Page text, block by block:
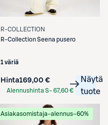
R-COLLECTION
R-CollectionSeena pusero
1 väriä
Hinta169,00 €
Alennushinta S-67,60 €
Näytä
tuote
Asiakasomistaja-alennus−60%